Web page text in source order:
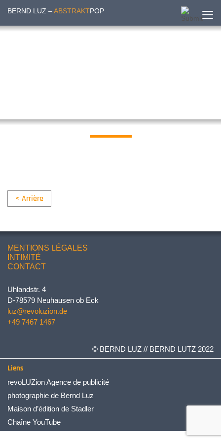
BERND LUZ –ABSTRAKTPOP
< Arrière
MENTIONS LÉGALES
INTIMITÉ
CONTACT
Uhlandstr. 4
D-78579 Neuhausen ob Eck
luz@revoluzion.de
+49 7467 1467
© BERND LUZ // BERND LUTZ 2022
Liens
revoLUZion Agence de publicité
photographie de Bernd Luz
Maison d’édition de Stadler
Chaîne YouTube